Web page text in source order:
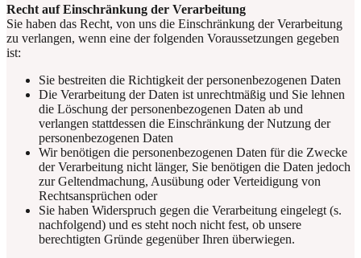
Recht auf Einschränkung der Verarbeitung
Sie haben das Recht, von uns die Einschränkung der Verarbeitung
zu verlangen, wenn eine der folgenden Voraussetzungen gegeben
ist:
Sie bestreiten die Richtigkeit der personenbezogenen Daten
Die Verarbeitung der Daten ist unrechtmäßig und Sie lehnen
die Löschung der personenbezogenen Daten ab und
verlangen stattdessen die Einschränkung der Nutzung der
personenbezogenen Daten
Wir benötigen die personenbezogenen Daten für die Zwecke
der Verarbeitung nicht länger, Sie benötigen die Daten jedoch
zur Geltendmachung, Ausübung oder Verteidigung von
Rechtsansprüchen oder
Sie haben Widerspruch gegen die Verarbeitung eingelegt (s.
nachfolgend) und es steht noch nicht fest, ob unsere
berechtigten Gründe gegenüber Ihren überwiegen.